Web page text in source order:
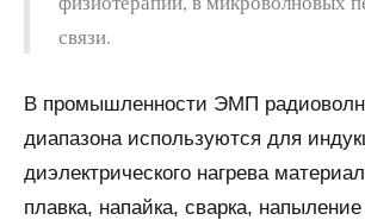
связи.
В промышленности ЭМП
диапазона используются для
диэлектрического нагрева
плавка, напайка, сварка,